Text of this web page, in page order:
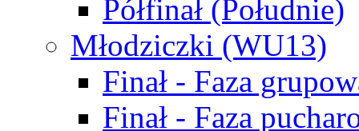
Półfinał (Południe)
Młodziczki (WU13)
Finał - Faza
Finał - Faza